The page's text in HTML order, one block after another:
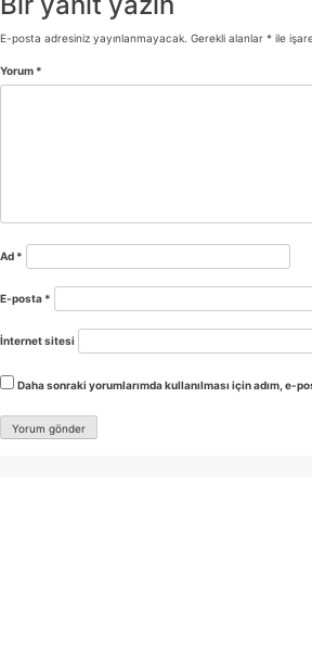
E-posta adresiniz yayınlanmayacak. Gerekli alanlar * ile
Yorum *
Ad *
E-posta *
İnternet sitesi
Daha sonraki yorumlarımda kullanılması için adım, e-